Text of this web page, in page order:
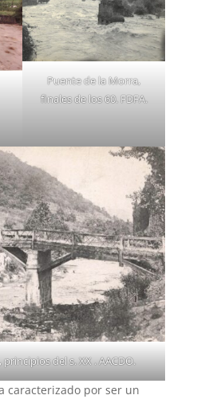
Puente de la Morra,
finales de los 60. FDFA.
del s. XX . AACDO.
caracterizado por ser un